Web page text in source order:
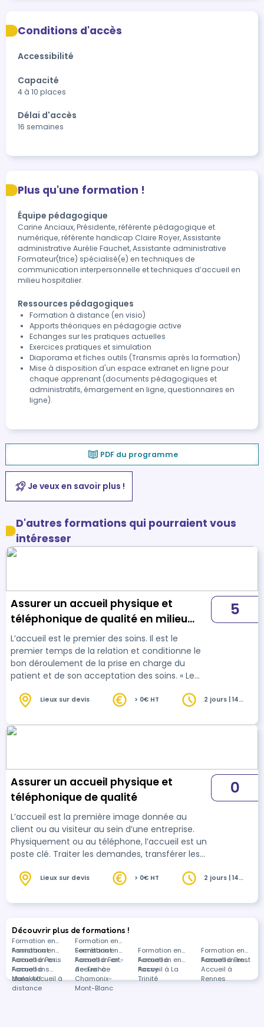
Conditions d'accès
Accessibilité
Capacité
4 à 10 places
Délai d'accès
16 semaines
Plus qu'une formation !
Équipe pédagogique
Carine Anciaux, Présidente, référente pédagogique et
numérique, référente handicap Claire Royer, Assistante
administrative Aurélie Fauchet, Assistante administrative
Formateur(trice) spécialisé(e) en techniques de
communication interpersonnelle et techniques d’accueil en
milieu hospitalier.
Ressources pédagogiques
Formation à distance (en visio)
Apports théoriques en pédagogie active
Echanges sur les pratiques actuelles
Exercices pratiques et simulation
Diaporama et fiches outils (Transmis après la formation)
Mise à disposition d'un espace extranet en ligne pour
chaque apprenant (documents pédagogiques et
administratifs, émargement en ligne, questionnaires en
ligne).
PDF du programme
Je veux en savoir plus !
D'autres formations qui pourraient vous
intéresser
Assurer un accueil physique et
téléphonique de qualité en milieu
hospitalier
L’accueil est le premier des soins. Il est le
premier temps de la relation et conditionne le
bon déroulement de la prise en charge du
patient et de son acceptation des soins. « Le
d'écoute et d'informations pour le patient et
confiance fondamentale pour le vécu de
l’hospitalisation. » Il est donc indispensable de
5
Lieux sur devis > 0€ HT
2 jours | 14
Assurer un accueil physique et
téléphonique de qualité
L’accueil est la première image donnée au
client ou au visiteur au sein d’une entreprise.
Physiquement ou au téléphone, l’accueil est un
poste clé. Traiter les demandes, transférer les
multiples missions composent ce poste. Dans
doit intégrer une culture du service et de la
téléphonique et physique vous permettra
d'appréhender les techniques propres à l’accueil
…
0
Lieux sur devis > 0€ HT
2 jours | 14
Découvrir plus de formations !
Formation en
Assistanat
Formation en
Secrétariat
Formation en
Accueil à Paris
Formation en
Accueil à Fort-
de-France
Formation en
Accueil à
Passy
Formation en
Accueil à Brest
Formation en
Accueil à
Malakoff
Formation en
Accueil à
Chamonix-
Mont-Blanc
Formation en
Accueil à La
Trinité
Formation en
Accueil à
Rennes
Formations
dans Accueil à
distance